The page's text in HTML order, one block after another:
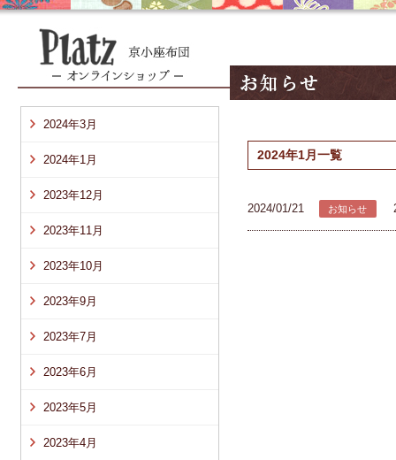
2024年3月
2024年1月
2023年12月
2023年11月
2023年10月
2023年9月
2023年7月
2023年6月
2023年5月
2023年4月
2024年1月一覧
2024/01/21 お知らせ